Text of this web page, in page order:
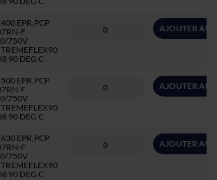
EPR,PCP
F
750V
90 DEG C
AJOUTER AU
EPR,PCP
F
750V
90 DEG C
AJOUTER AU
EPR,PCP
F
750V
90 DEG C
AJOUTER AU